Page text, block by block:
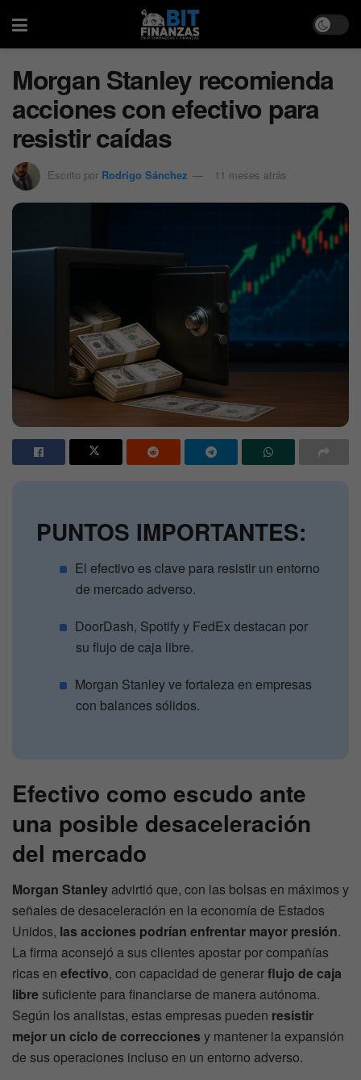
Morgan Stanley recomienda
acciones con efectivo para
resistir caídas
Escrito por Rodrigo Sánchez 11 meses atrás
PUNTOS IMPORTANTES:
El efectivo es clave para resistir un entorno
de mercado adverso.
DoorDash, Spotify y FedEx destacan por
su flujo de caja libre.
Morgan Stanley ve fortaleza en empresas
con balances sólidos.
Efectivo como escudo ante
una posible desaceleración
del mercado
Morgan Stanley advirtió que, con las bolsas en máximos y
señales de desaceleración en la economía de Estados
Unidos, las acciones podrían enfrentar mayor presión.
La firma aconsejó a sus clientes apostar por compañías
ricas en efectivo, con capacidad de generarflujo de caja
libresuficiente para financiarse de manera autónoma.
Según los analistas, estas empresas pueden resistir
mejor un ciclo de correcciones y mantener la expansión
de sus operaciones incluso en un entorno adverso.